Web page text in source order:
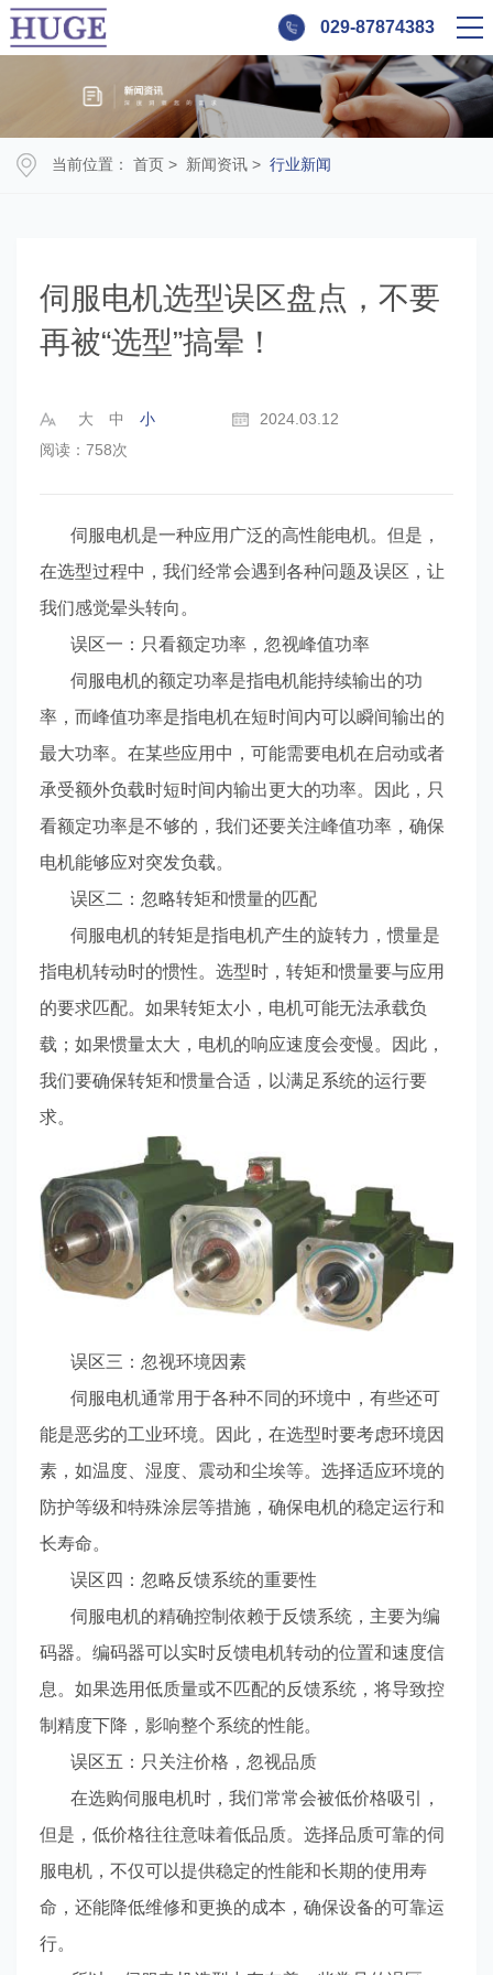
029-87874383
当前位置： 首页 > 新闻资讯 > 行业新闻
伺服电机选型误区盘点，不要
再被“选型”搞晕！
大 中 小
2024.03.12
阅读：758次
伺服电机是一种应用广泛的高性能电机。但是，
在选型过程中，我们经常会遇到各种问题及误区，让
我们感觉晕头转向。
误区一：只看额定功率，忽视峰值功率
伺服电机的额定功率是指电机能持续输出的功
率，而峰值功率是指电机在短时间内可以瞬间输出的
最大功率。在某些应用中，可能需要电机在启动或者
承受额外负载时短时间内输出更大的功率。因此，只
看额定功率是不够的，我们还要关注峰值功率，确保
电机能够应对突发负载。
误区二：忽略转矩和惯量的匹配
伺服电机的转矩是指电机产生的旋转力，惯量是
指电机转动时的惯性。选型时，转矩和惯量要与应用
的要求匹配。如果转矩太小，电机可能无法承载负
载；如果惯量太大，电机的响应速度会变慢。因此，
我们要确保转矩和惯量合适，以满足系统的运行要
求。
误区三：忽视环境因素
伺服电机通常用于各种不同的环境中，有些还可
能是恶劣的工业环境。因此，在选型时要考虑环境因
素，如温度、湿度、震动和尘埃等。选择适应环境的
防护等级和特殊涂层等措施，确保电机的稳定运行和
长寿命。
误区四：忽略反馈系统的重要性
伺服电机的精确控制依赖于反馈系统，主要为编
码器。编码器可以实时反馈电机转动的位置和速度信
息。如果选用低质量或不匹配的反馈系统，将导致控
制精度下降，影响整个系统的性能。
误区五：只关注价格，忽视品质
在选购伺服电机时，我们常常会被低价格吸引，
但是，低价格往往意味着低品质。选择品质可靠的伺
服电机，不仅可以提供稳定的性能和长期的使用寿
命，还能降低维修和更换的成本，确保设备的可靠运
行。